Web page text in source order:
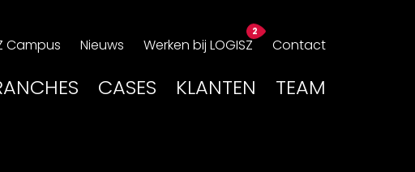
Campus Nieuws Werken bij LOGISZ Contact
CASES KLANTEN TEAM